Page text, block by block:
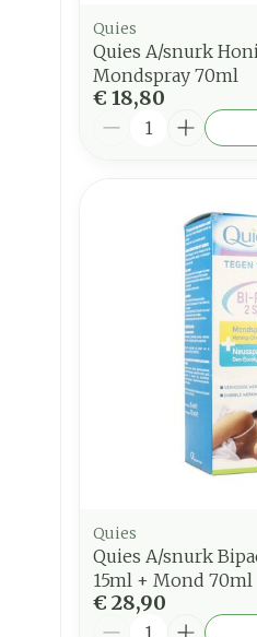
Quies
Quies A/snurk
Mondspray 70ml
€ 18,80
Aantal
Quies
Quies A/snurk
15ml + Mond 70ml
€ 28,90
Aantal